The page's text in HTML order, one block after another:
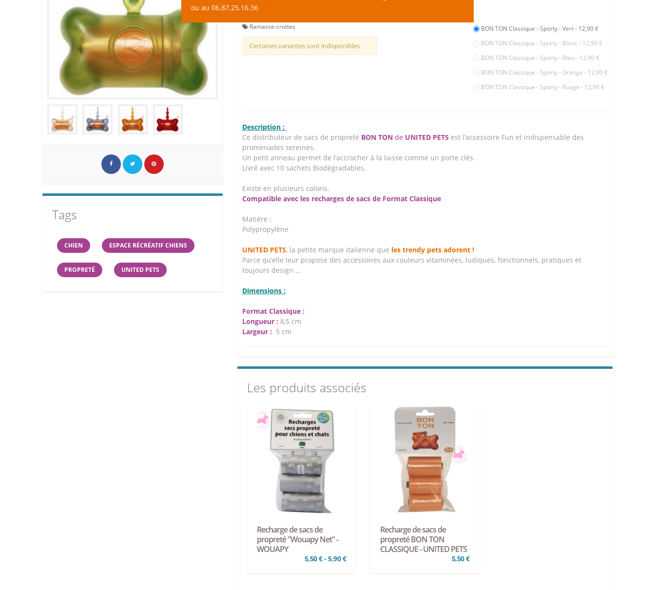
ou au 06.87.25.16.36
Tags
CHIEN ESPACE RÉCRÉATIF CHIENS
PROPRETÉ UNITED PETS
12,90 €
Ramasse-crottes
Certaines variantes sont indisponibles
BON TON Classique - Sporty - Vert - 12,90 €
BON TON Classique - Sporty - Blanc - 12,90 €
BON TON Classique - Sporty - Bleu - 12,90 €
BON TON Classique - Sporty - Orange - 12,90 €
BON TON Classique - Sporty - Rouge - 12,90 €
Description :
Ce distributeur de sacs de propreté BON TON de UNITED PETS est l’accessoire Fun et indispensable des
promenades sereines.
Un petit anneau permet de l’accrocher à la laisse comme un porte clés.
Livré avec 10 sachets Biodégradables.
Existe en plusieurs coloris.
Compatible avec les recharges de sacs de Format Classique
Matière :
Polypropylène
UNITED PETS, la petite marque italienne que les trendy pets adorent !
Parce qu’elle leur propose des accessoires aux couleurs vitaminées, ludiques, fonctionnels, pratiques et
toujours design …
Dimensions :
Format Classique :
Longueur : 8,5 cm
Largeur : 5 cm
Les produits associés
Recharge de sacs de
propreté "Wouapy Net" -
WOUAPY
5,50 € - 5,90 €
Recharge de sacs de
propreté BON TON
CLASSIQUE - UNITED PETS
5,50 €